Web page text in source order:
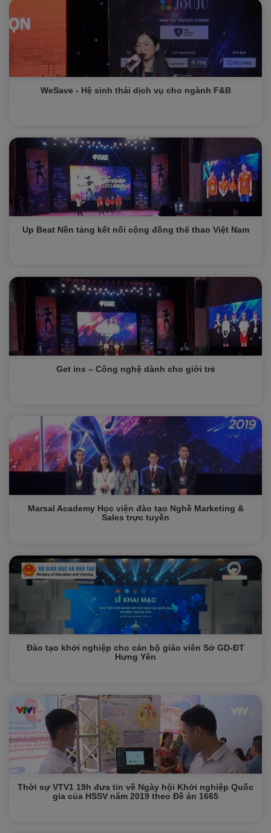
WeSave - Hệ sinh thái dịch vụ cho ngành F&B
Up Beat Nền tảng kết nối cộng đồng thể thao Việt Nam
Get ins – Công nghệ dành cho giới trẻ
Marsal Academy Học viện đào tạo Nghề Marketing &
Sales trực tuyến
Đào tạo khởi nghiệp cho cán bộ giáo viên Sở GD-ĐT
Hưng Yên
Thời sự VTV1 19h đưa tin về Ngày hội Khởi nghiệp Quốc
gia của HSSV năm 2019 theo Đề án 1665